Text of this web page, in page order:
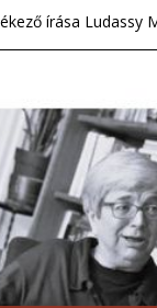
írása Ludassy